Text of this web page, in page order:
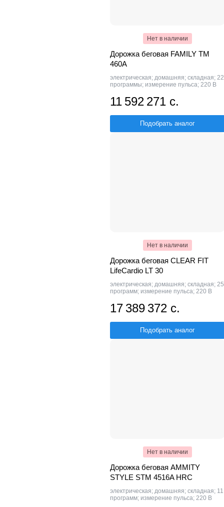
Нет в наличии
Дорожка беговая FAMILY TM
460A
электрическая; домашняя; складная; 22
программы; измерение пульса; 220 В
11 592 271 с.
Подобрать аналог
Нет в наличии
Дорожка беговая CLEAR FIT
LifeCardio LT 30
электрическая; домашняя; складная; 25
программ; измерение пульса; 220 В
17 389 372 с.
Подобрать аналог
Нет в наличии
Дорожка беговая AMMITY
STYLE STM 4516A HRC
электрическая; домашняя; складная; 11
программ; измерение пульса; 220 В